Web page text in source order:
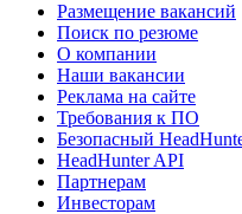
Размещение вакансий
Поиск по резюме
О компании
Наши вакансии
Реклама на сайте
Требования к ПО
Безопасный
HeadHunter API
Партнерам
Инвесторам